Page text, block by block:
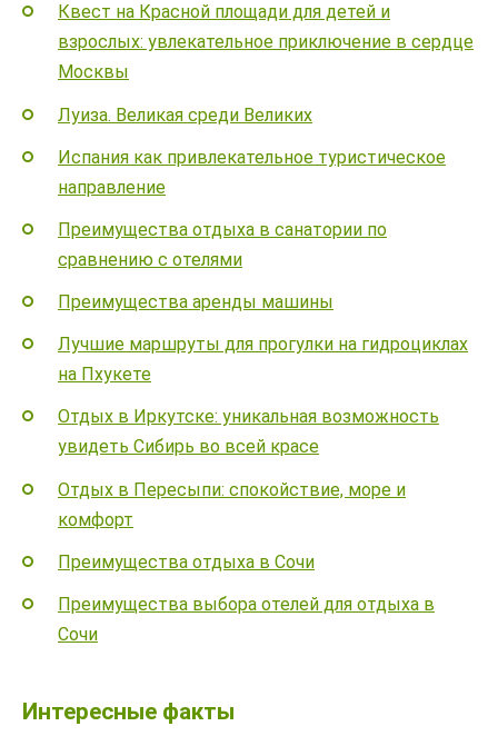
Квест на Красной площади для детей и
взрослых: увлекательное приключение в сердце
Москвы
Луиза. Великая среди Великих
Испания как привлекательное туристическое
направление
Преимущества отдыха в санатории по
сравнению с отелями
Преимущества аренды машины
Лучшие маршруты для прогулки на гидроциклах
на Пхукете
Отдых в Иркутске: уникальная возможность
увидеть Сибирь во всей красе
Отдых в Пересыпи: спокойствие, море и
комфорт
Преимущества отдыха в Сочи
Преимущества выбора отелей для отдыха в
Сочи
Интересные факты